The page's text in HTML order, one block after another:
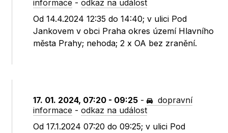
informace -odkaz na událost
Od 14.4.2024 12:35 do 14:40; v ulici Pod
Jankovem v obci Praha okres území Hlavního
města Prahy; nehoda; 2 x OA bez zranění.
17. 01. 2024, 07:20 - 09:25 -
dopravní
informace -odkaz na událost
Od 17.1.2024 07:20 do 09:25; v ulici Pod